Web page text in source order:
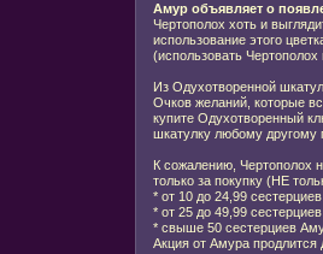
Амур объявляет о
Чертополох хоть и
использование этого
(использовать
Из Одухотворенной
Очков желаний, которые
купите Одухотворенный
шкатулку любому другому
К сожалению, Чертополох
только за покупку (НЕ
* от 10 до 24,99
* от 25 до 49,99
* свыше 50 сестерциев
Акция от Амура продлится